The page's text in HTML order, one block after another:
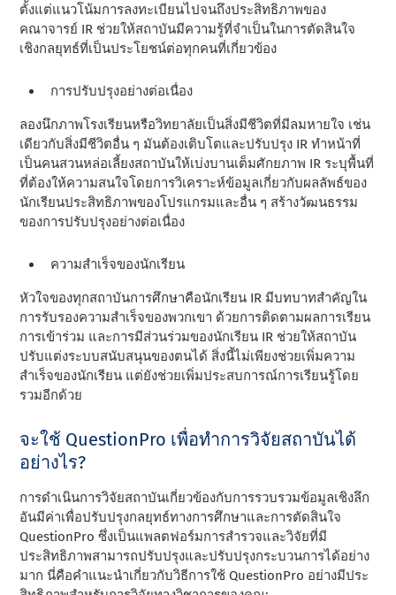
ตั้งแต่แนวโน้มการลงทะเบียนไปจนถึงประสิทธิภาพของ
คณาจารย์ IR ช่วยให้สถาบันมีความรู้ที่จําเป็นในการตัดสินใจ
เชิงกลยุทธ์ที่เป็นประโยชน์ต่อทุกคนที่เกี่ยวข้อง
การปรับปรุงอย่างต่อเนื่อง
ลองนึกภาพโรงเรียนหรือวิทยาลัยเป็นสิ่งมีชีวิตที่มีลมหายใจ เช่น
เดียวกับสิ่งมีชีวิตอื่น ๆ มันต้องเติบโตและปรับปรุง IR ทําหน้าที่
เป็นคนสวนหล่อเลี้ยงสถาบันให้เบ่งบานเต็มศักยภาพ IR ระบุพื้นที่
ที่ต้องให้ความสนใจโดยการวิเคราะห์ข้อมูลเกี่ยวกับผลลัพธ์ของ
นักเรียนประสิทธิภาพของโปรแกรมและอื่น ๆ สร้างวัฒนธรรม
ของการปรับปรุงอย่างต่อเนื่อง
ความสําเร็จของนักเรียน
หัวใจของทุกสถาบันการศึกษาคือนักเรียน IR มีบทบาทสําคัญใน
การรับรองความสําเร็จของพวกเขา ด้วยการติดตามผลการเรียน
การเข้าร่วม และการมีส่วนร่วมของนักเรียน IR ช่วยให้สถาบัน
ปรับแต่งระบบสนับสนุนของตนได้ สิ่งนี้ไม่เพียงช่วยเพิ่มความ
สําเร็จของนักเรียน แต่ยังช่วยเพิ่มประสบการณ์การเรียนรู้โดย
รวมอีกด้วย
จะใช้ QuestionPro เพื่อทําการวิจัยสถาบันได้
อย่างไร?
การดําเนินการวิจัยสถาบันเกี่ยวข้องกับการรวบรวมข้อมูลเชิงลึก
อันมีค่าเพื่อปรับปรุงกลยุทธ์ทางการศึกษาและการตัดสินใจ
QuestionPro ซึ่งเป็นแพลตฟอร์มการสํารวจและวิจัยที่มี
ประสิทธิภาพสามารถปรับปรุงและปรับปรุงกระบวนการได้อย่าง
มาก นี่คือคําแนะนําเกี่ยวกับวิธีการใช้ QuestionPro อย่างมีประ